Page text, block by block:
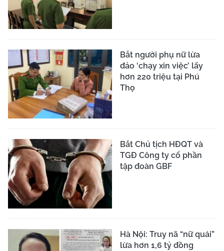
Bắt người phụ nữ lừa
đảo ‘chạy xin việc’ lấy
hơn 220 triệu tại Phú
Thọ
Bắt Chủ tịch HĐQT và
TGĐ Công ty cổ phần
tập đoàn GBF
Hà Nội: Truy nã “nữ quái”
lừa hơn 1,6 tỷ đồng